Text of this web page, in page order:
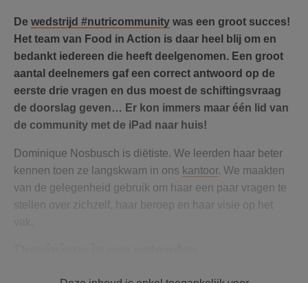
De wedstrijd #nutricommunity was een groot succes!
Het team van Food in Action is daar heel blij om en
bedankt iedereen die heeft deelgenomen. Een groot
aantal deelnemers gaf een correct antwoord op de
eerste drie vragen en dus moest de schiftingsvraag
de doorslag geven… Er kon immers maar één lid van
de community met de iPad naar huis!
Dominique Nosbusch is diëtiste. We leerden haar beter
kennen toen ze langskwam in ons kantoor. We maakten
van de gelegenheid gebruik om haar een paar vragen te
stellen over zichzelf, haar beroep en haar visie op het